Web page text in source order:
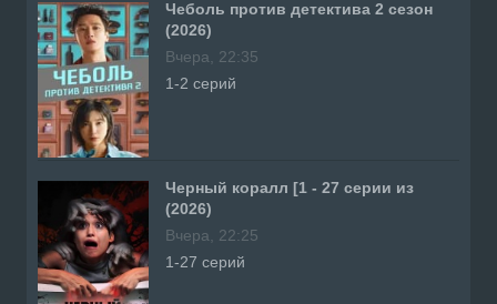
Чеболь против детектива 2 сезон
(2026)
Вчера, 22:35
1-2 серий
Черный коралл [1 - 27 серии из
(2026)
Вчера, 22:25
1-27 серий